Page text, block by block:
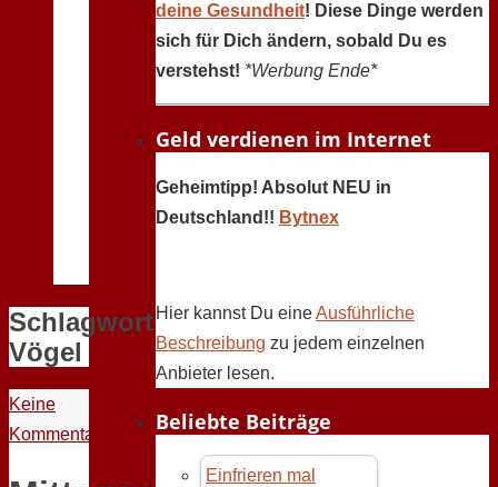
Schlagwort:
Vögel
Keine
Kommentare
deine Gesundheit! Diese Dinge werden
sich für Dich ändern, sobald Du es
verstehst! *Werbung Ende*
Geld verdienen im Internet
Geheimtipp! Absolut NEU in
Deutschland!! Bytnex
Hier kannst Du eineAusführliche
Beschreibung zu jedem einzelnen
Anbieter lesen.
Beliebte Beiträge
Einfrieren mal